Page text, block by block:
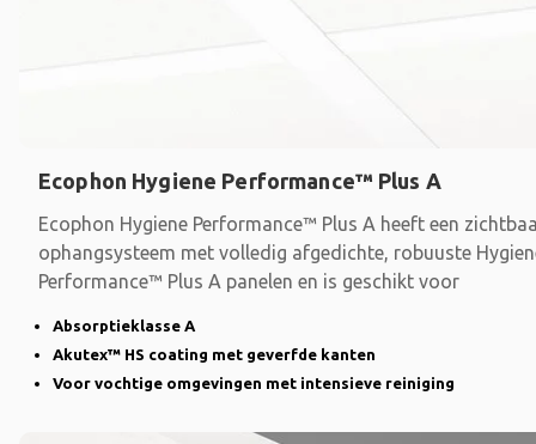
Ecophon Hygiene Performance™ Plus A
Ecophon Hygiene Performance™ Plus A heeft een
ophangsysteem met volledig afgedichte, robuuste
Performance™ Plus A panelen en is geschikt voor
Absorptieklasse A
Akutex™ HS coating met geverfde kanten
Voor vochtige omgevingen met intensieve reiniging